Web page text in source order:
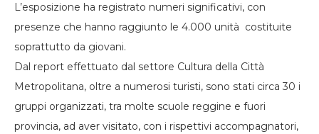
L’esposizione ha registrato numeri significativi, con
presenze che hanno raggiunto le 4.000 unità costituite
soprattutto da giovani.
Dal report effettuato dal settore Cultura della Città
Metropolitana, oltre a numerosi turisti, sono stati circa 30 i
gruppi organizzati, tra molte scuole reggine e fuori
provincia, ad aver visitato, con i rispettivi accompagnatori,